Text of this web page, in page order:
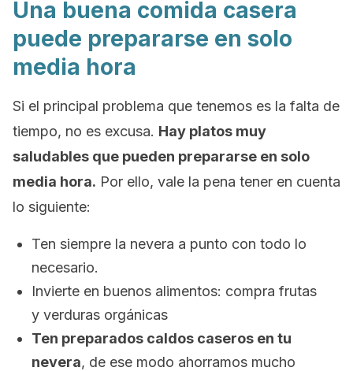
Una buena comida casera
puede prepararse en solo
media hora
Si el principal problema que tenemos es la falta de
tiempo, no es excusa. Hay platos muy
saludables que pueden prepararse en solo
media hora. Por ello, vale la pena tener en cuenta
lo siguiente:
Ten siempre la nevera a punto con todo lo
necesario.
Invierte en buenos alimentos: compra frutas
y verduras orgánicas
Ten preparados caldos caseros en tu
nevera, de ese modo ahorramos mucho